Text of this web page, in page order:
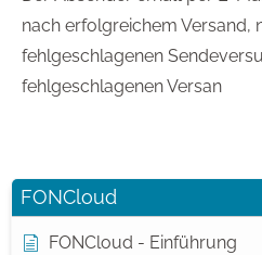
FONCloud
FONCloud - Einführung
nach erfolgreichem Versand,
fehlgeschlagenen
fehlgeschlagenen Versan